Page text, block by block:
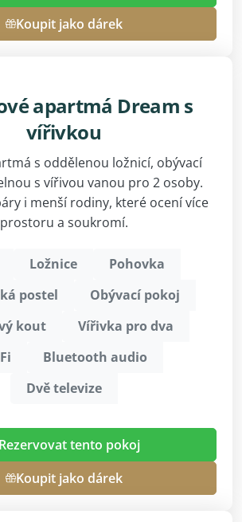
Koupit jako dárek
apartmá Dream s
vířivkou
s oddělenou ložnicí, obývací
s vířivou vanou pro 2 osoby.
i menší rodiny, které ocení více
prostoru a soukromí.
Ložnice
Pohovka
postel
Obývací pokoj
kout
Vířivka pro dva
Bluetooth audio
Dvě televize
tento pokoj
Koupit jako dárek